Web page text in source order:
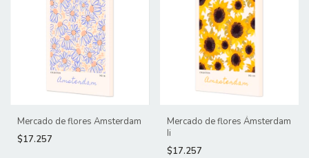
Mercado de flores Amsterdam
$17.257
Mercado de flores Ámsterdam
Ii
$17.257